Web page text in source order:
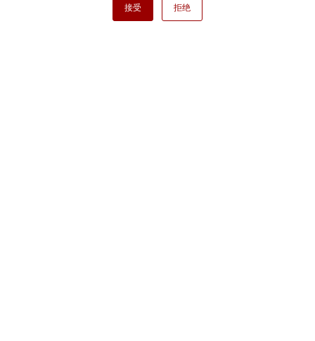
接受 拒绝
Copyright ⓒ Nisshinbo Micro Devices Inc. All Rights Reserved.